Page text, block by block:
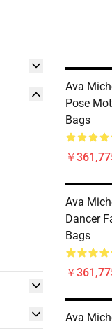
Ava
Pose
Bags
￥
Ava
Dancer
Bags
￥
Ava